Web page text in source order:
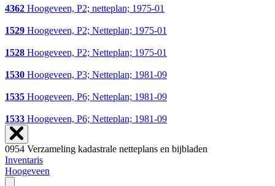
4362 Hoogeveen, P2; netteplan; 1975-01
1529 Hoogeveen, P2; Netteplan; 1975-01
1528 Hoogeveen, P2; Netteplan; 1975-01
1530 Hoogeveen, P3; Netteplan; 1981-09
1535 Hoogeveen, P6; Netteplan; 1981-09
1533 Hoogeveen, P6; Netteplan; 1981-09
0954 Verzameling kadastrale netteplans en bijbladen
Inventaris
Hoogeveen